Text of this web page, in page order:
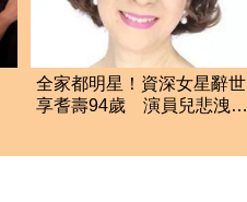
全家都明星！資深女星辭世
享耆壽94歲 演員兒悲洩臨